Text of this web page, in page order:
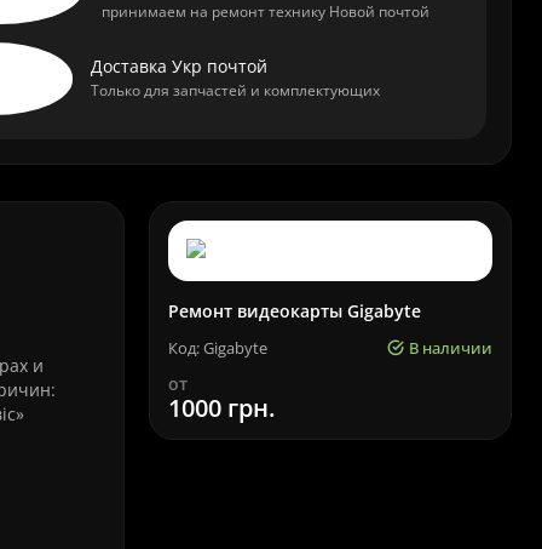
принимаем на ремонт технику Новой почтой
Доставка Укр почтой
Только для запчастей и комплектующих
и
Ремонт видеокарты Gigabyte
Код: Gigabyte В наличии
от
1000 грн.